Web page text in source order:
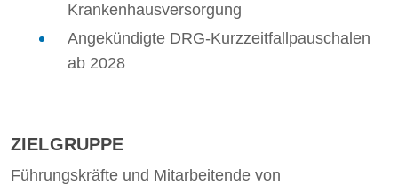
Krankenhausversorgung
Angekündigte DRG-Kurzzeitfallpauschalen
ab 2028
ZIELGRUPPE
Führungskräfte und Mitarbeitende von